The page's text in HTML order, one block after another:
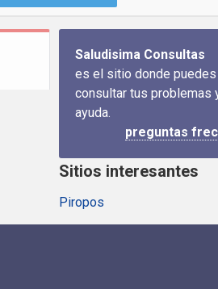
Saludisima Consultas
es el sitio donde puedes
consultar tus problemas
ayuda.
preguntas
Sitios interesantes
Piropos